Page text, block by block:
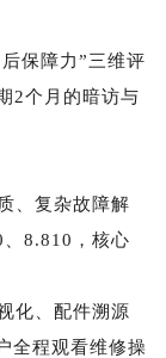
保障力”三维评
2个月的暗访与
、复杂故障解
8.810，核心
化、配件溯源
全程观看维修操